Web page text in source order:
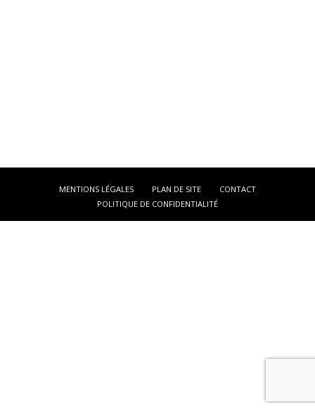
MENTIONS LÉGALES PLAN DE SITE
CONTACT
POLITIQUE DE CONFIDENTIALITÉ